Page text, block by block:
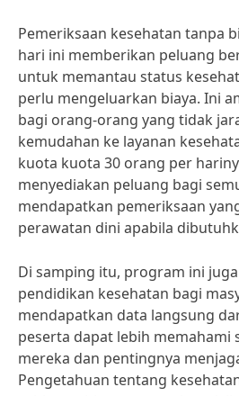
Pemeriksaan kesehatan tanpa
hari ini memberikan peluang
untuk memantau status
perlu mengeluarkan biaya. Ini
bagi orang-orang yang tidak
kemudahan ke layanan
kuota kuota 30 orang per
menyediakan peluang bagi
mendapatkan pemeriksaan
perawatan dini apabila
Di samping itu, program ini
pendidikan kesehatan bagi
mendapatkan data langsung
peserta dapat lebih memahami
mereka dan pentingnya
Pengetahuan tentang